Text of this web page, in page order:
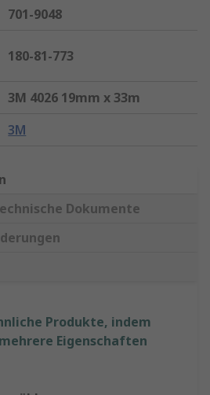
701-9048
180-81-773
3M 4026 19mm x 33m
3M
Dokumente
Produkte, indem
Eigenschaften